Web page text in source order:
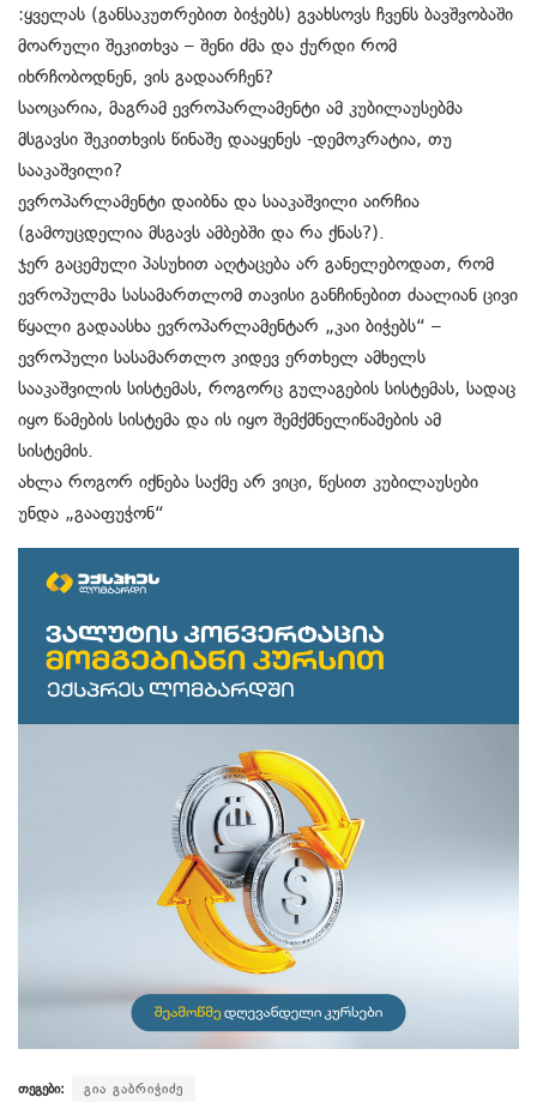
:ყველას (განსაკუთრებით ბიჭებს) გვახსოვს ჩვენს ბავშვობაში
მოარული შეკითხვა – შენი ძმა და ქურდი რომ
იხრჩობოდნენ, ვის გადაარჩენ?
საოცარია, მაგრამ ევროპარლამენტი ამ კუბილაუსებმა
მსგავსი შეკითხვის წინაშე დააყენეს -დემოკრატია, თუ
სააკაშვილი?
ევროპარლამენტი დაიბნა და სააკაშვილი აირჩია
(გამოუცდელია მსგავს ამბებში და რა ქნას?).
ჯერ გაცემული პასუხით აღტაცება არ განელებოდათ, რომ
ევროპულმა სასამართლომ თავისი განჩინებით ძაალიან ცივი
წყალი გადაასხა ევროპარლამენტარ „კაი ბიჭებს“ –
ევროპული სასამართლო კიდევ ერთხელ ამხელს
სააკაშვილის სისტემას, როგორც გულაგების სისტემას, სადაც
იყო წამების სისტემა და ის იყო შემქმნელიწამების ამ
სისტემის.
ახლა როგორ იქნება საქმე არ ვიცი, წესით კუბილაუსები
უნდა „გააფუჭონ“
თეგები: გია გაბრიჭიძე